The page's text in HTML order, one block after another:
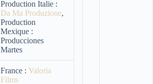
Production Italie :
Da Ma Produzione,
Production
Mexique :
Producciones
Martes
France : Valoria
Films